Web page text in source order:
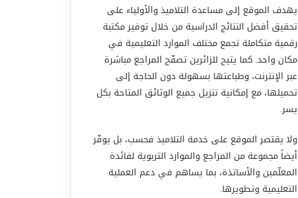
يهدف الموقع إلى مساعدة التلاميذ والأولياء على
تحقيق أفضل النتائج الدراسية من خلال توفير مكتبة
رقمية متكاملة تجمع مختلف الموارد التعليمية في
مكان واحد. كما يتيح للزائرين تصفّح المراجع مباشرة
عبر الإنترنت، وطباعتها بسهولة دون الحاجة إلى
تحميلها، مع إمكانية تنزيل جميع الوثائق المتاحة بكل
يسر.
ولا يقتصر الموقع على خدمة التلاميذ فحسب، بل يوفّر
أيضاً مجموعة من المراجع والموارد التربوية لفائدة
المعلّمين والأساتذة، بما يساهم في دعم العملية
التعليمية وتطويرها.